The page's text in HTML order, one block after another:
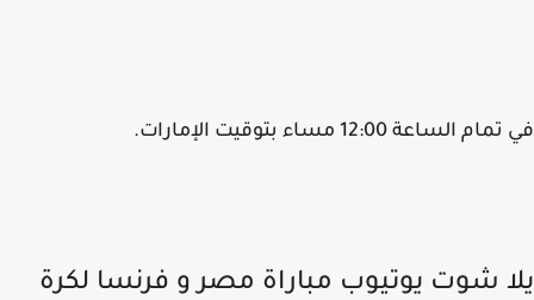
الساعة 12:00 مساء بتوقيت الإمارات.
شوت يوتيوب مباراة مصر و فرنسا لكرة